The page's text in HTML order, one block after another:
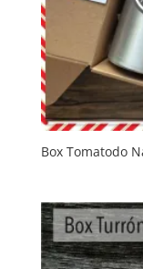
Box Tomatodo